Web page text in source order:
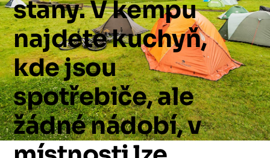
stany.Vkempu
najdetekuchyň,
kdejsou
spotřebiče,ale
žádnénádobí,v